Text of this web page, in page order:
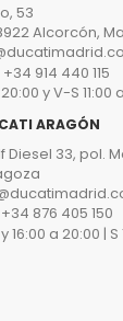
53
Alcorcón,
+34 914 440 115
y V-S 11:00
ARAGÓN
Diesel 33, pol.
+34 876 405 150
16:00 a 20:00 | S